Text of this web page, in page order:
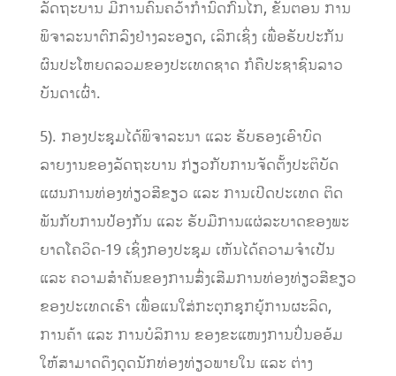
ລັດຖະບານ ມີການຄົ້ນຄວ້າກໍານົດກົນໄກ, ຂັ້ນຕອນ ການ
ພິຈາລະນາຕົກລົງຢ່າງລະອຽດ, ເລິກເຊິ່ງ ເພື່ອຮັບປະກັນ
ຜົນປະໂຫຍດລວມຂອງປະເທດຊາດ ກໍຄືປະຊາຊົນລາວ
ບັນດາເຜົ່າ.
5). ກອງປະຊຸມໄດ້ພິຈາລະນາ ແລະ ຮັບຮອງເອົາບົດ
ລາຍງານຂອງລັດຖະບານ ກ່ຽວກັບການຈັດຕັ້ງປະຕິບັດ
ແຜນການທ່ອງທ່ຽວສີຂຽວ ແລະ ການເປີດປະເທດ ຕິດ
ພັນກັບການປ້ອງກັນ ແລະ ຮັບມືການແຜ່ລະບາດຂອງພະ
ຍາດໂຄວິດ-19 ເຊິ່ງກອງປະຊຸມ ເຫັນໄດ້ຄວາມຈໍາເປັນ
ແລະ ຄວາມສໍາຄັນຂອງການສົ່ງເສີມການທ່ອງທ່ຽວສີຂຽວ
ຂອງປະເທດເຮົາ ເພື່ອແນໃສ່ກະຕຸກຊຸກຍູ້ການຜະລິດ,
ການຄ້າ ແລະ ການບໍລິການ ຂອງຂະແໜງການປິ່ນອອ້ມ
ໃຫ້ສາມາດດຶງດູດນັກທ່ອງທ່ຽວພາຍໃນ ແລະ ຕ່າງ